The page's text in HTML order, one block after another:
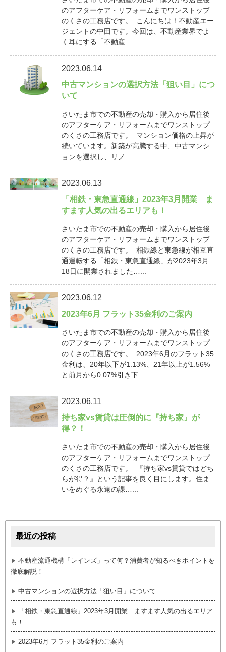
のアフターケア・リフォームまでワンストップ
のくさの工務店です。 こんにちは！不動産エー
ジェントの中田です。今回は、不動産業界でよ
く耳にする「不動産…...
2023.06.14
中古マンションの選択方法「狙い目」につ
いて
さいたま市での不動産の売却・購入から居住後
のアフターケア・リフォームまでワンストップ
のくさの工務店です。 マンション価格の上昇が
続いています。新築が高騰する中、中古マンシ
ョンを選択し、リノ…...
2023.06.13
「相鉄・東急直通線」2023年3月開業 ま
すます人気の出るエリアも！
さいたま市での不動産の売却・購入から居住後
のアフターケア・リフォームまでワンストップ
のくさの工務店です。 相鉄線と東急線が相互直
通運転する「相鉄・東急直通線」が2023年3月
18日に開業されました…...
2023.06.12
2023年6月 フラット35金利のご案内
さいたま市での不動産の売却・購入から居住後
のアフターケア・リフォームまでワンストップ
のくさの工務店です。 2023年6月のフラット35
金利は、20年以下が1.13%、21年以上が1.56%
と前月から0.07%引き下…...
2023.06.11
持ち家vs賃貸は圧倒的に『持ち家』が
得？！
さいたま市での不動産の売却・購入から居住後
のアフターケア・リフォームまでワンストップ
のくさの工務店です。 『持ち家vs賃貸ではどち
らが得？』という記事を良く目にします。住ま
いをめぐる永遠の課…...
最近の投稿
不動産流通機構「レインズ」って何？消費者が知るべきポイントを
徹底解説！
中古マンションの選択方法「狙い目」について
「相鉄・東急直通線」2023年3月開業 ますます人気の出るエリア
も！
2023年6月 フラット35金利のご案内